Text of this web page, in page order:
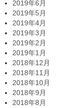
2019年6月
2019年5月
2019年4月
2019年3月
2019年2月
2019年1月
2018年12月
2018年11月
2018年10月
2018年9月
2018年8月